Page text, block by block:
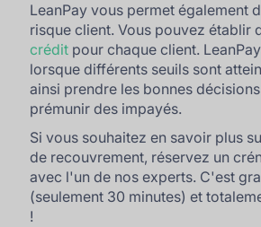
LeanPay vous permet également
risque client. Vous pouvez établir
crédit pour chaque client.
lorsque différents seuils sont
ainsi prendre les bonnes
prémunir des impayés.
Si vous souhaitez en savoir plus
de recouvrement, réservez un
avec l'un de nos experts. C'est
(seulement 30 minutes) et
!